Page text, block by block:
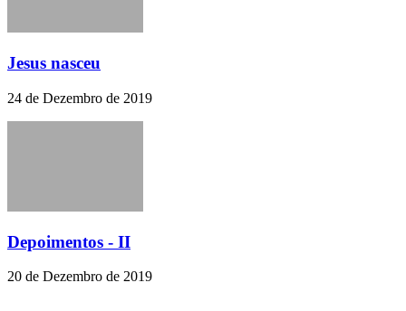
Jesus nasceu
24 de Dezembro de 2019
Depoimentos - II
20 de Dezembro de 2019